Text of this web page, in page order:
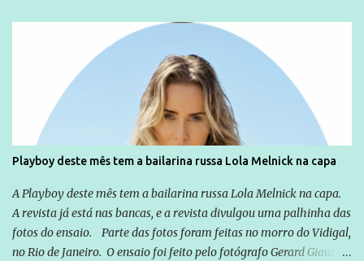
empreendedor da comunicação, que além de informação
cotidiana, corriqueira e cada vez mais preocupantes, do tipo que
você já esta acostumado a ver neste espaço, vou trabalhar a ideia
que possibilite distribuir não só informações, mas que gere de
forma consistente a riqueza do conhecimento... Exemplo: o
cidadão brasileiro não precisa só ser informado sobre operações
da Lava Jato, Reformas que podem retirar ou não direitos, ou
quem vai ser preso ou não; é preciso levar até as pessoas, do mais
simples ao mais burguês, o que diz a nossa Constituição, quais são
seus direitos e deveres em ...
Playboy deste mês tem a bailarina russa Lola Melnick na capa
A Playboy deste mês tem a bailarina russa Lola Melnick na capa.
A revista já está nas bancas, e a revista divulgou uma palhinha das
fotos do ensaio. Parte das fotos foram feitas no morro do Vidigal,
no Rio de Janeiro. O ensaio foi feito pelo fotógrafo Gerard Giaume